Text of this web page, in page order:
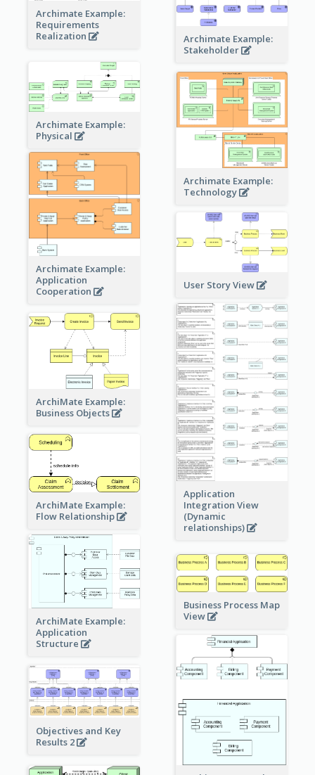
Archimate Example:
Requirements
Realization
Archimate Example:
Stakeholder
Archimate Example:
Physical
Archimate Example:
Technology
Archimate Example:
Application
Cooperation
User Story View
Application
Integration View
(Dynamic
relationships)
ArchiMate Example:
Business Objects
ArchiMate Example:
Flow Relationship
ArchiMate Example:
Application
Structure
Business Process Map
View
Objectives and Key
Results 2